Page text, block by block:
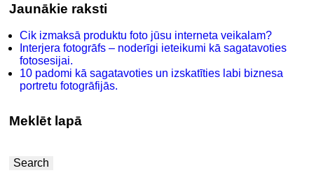
Jaunākie raksti
Cik izmaksā produktu foto jūsu interneta veikalam?
Interjera fotogrāfs – noderīgi ieteikumi kā sagatavoties
fotosesijai.
10 padomi kā sagatavoties un izskatīties labi biznesa
portretu fotogrāfijās.
Meklēt lapā
Search